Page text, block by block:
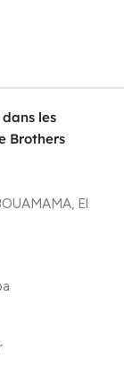
les
Brothers
El